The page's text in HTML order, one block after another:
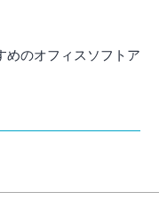
めのオフィスソフトア